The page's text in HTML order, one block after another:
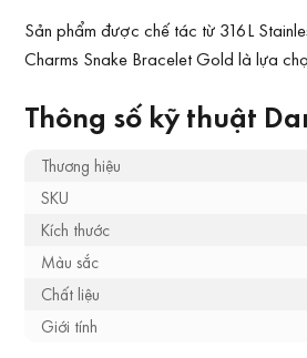
Sản phẩm được chế tác từ 316L
Charms Snake Bracelet Gold là lựa
Thông số kỹ thuật
Thương hiệu
SKU
Kích thước
Màu sắc
Chất liệu
Giới tính